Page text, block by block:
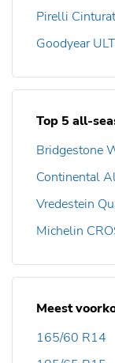
Pirelli
Goodyear
Top 5 all-
Bridgestone
Continental
Vredestein
Michelin
Meest
165/60 R14